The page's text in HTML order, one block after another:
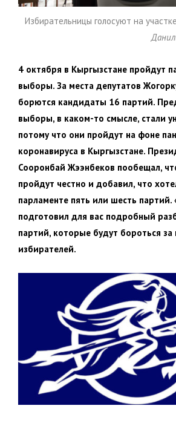
Избирательницы голосуют на
4 октября в Кыргызстане пройдут
выборы. За места депутатов
борются кандидаты 16 партий.
выборы, в каком-то смысле, стали
потому что они пройдут на фоне
коронавируса в Кыргызстане.
Сооронбай Жээнбеков пообещал,
пройдут честно и добавил, что
парламенте пять или шесть партий.
подготовил для вас подробный
партий, которые будут бороться за
избирателей.